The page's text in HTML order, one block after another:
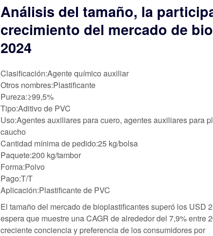
Análisis del tamaño, la
crecimiento del mercado de
2024
Clasificación:Agente químico auxiliar
Otros nombres:Plastificante
Pureza:≥99,5%
Tipo:Aditivo de PVC
Uso:Agentes auxiliares para cuero, agentes auxiliares para
caucho
Cantidad mínima de pedido:25 kg/bolsa
Paquete:200 kg/tambor
Forma:Polvo
Pago:T/T
Aplicación:Plastificante de PVC
El tamaño del mercado de bioplastificantes superó los USD
espera que muestre una CAGR de alrededor del 7,9% entre
creciente conciencia y preferencia de los consumidores por